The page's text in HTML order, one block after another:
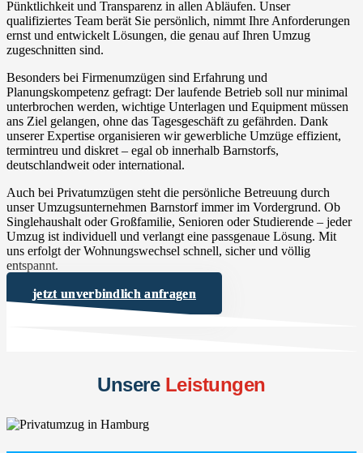
Pünktlichkeit und Transparenz in allen Abläufen. Unser
qualifiziertes Team berät Sie persönlich, nimmt Ihre Anforderungen
ernst und entwickelt Lösungen, die genau auf Ihren Umzug
zugeschnitten sind.
Besonders bei Firmenumzügen sind Erfahrung und
Planungskompetenz gefragt: Der laufende Betrieb soll nur minimal
unterbrochen werden, wichtige Unterlagen und Equipment müssen
ans Ziel gelangen, ohne das Tagesgeschäft zu gefährden. Dank
unserer Expertise organisieren wir gewerbliche Umzüge effizient,
termintreu und diskret – egal ob innerhalb Barnstorfs,
deutschlandweit oder international.
Auch bei Privatumzügen steht die persönliche Betreuung durch
unser Umzugsunternehmen Barnstorf immer im Vordergrund. Ob
Singlehaushalt oder Großfamilie, Senioren oder Studierende – jeder
Umzug ist individuell und verlangt eine passgenaue Lösung. Mit
uns erfolgt der Wohnungswechsel schnell, sicher und völlig
entspannt.
jetzt unverbindlich anfragen
UnsereLeistungen